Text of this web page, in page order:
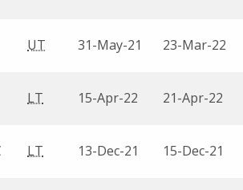
UT 31-May-21 23-Mar-22
LT 15-Apr-22 21-Apr-22
LT 13-Dec-21 15-Dec-21